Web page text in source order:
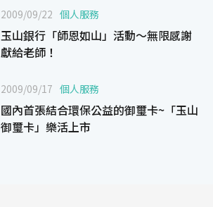
2009/09/22 個人服務
玉山銀行「師恩如山」活動～無限感謝
獻給老師！
2009/09/17 個人服務
國內首張結合環保公益的御璽卡~「玉山
御璽卡」樂活上市